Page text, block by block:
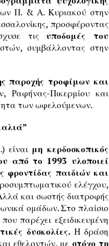
Π. & Α. Κυριακού στην
προσφέροντας
τιςυποδομές του
συμβάλλοντας στην
παροχής τροφίμων και
Πικερμίου και
των ωφελούμενων.
είναι μη κερδοσκοπικός
από το 1993 υλοποιεί
φροντίδας παιδιών και
ελέγχου,
και σωστής διατροφής
ομάδων. Στο πλαίσιο
παρέχει εξειδικευμένη
δυσκολίες. Η δράση
εθελοντών, με στόχο τη